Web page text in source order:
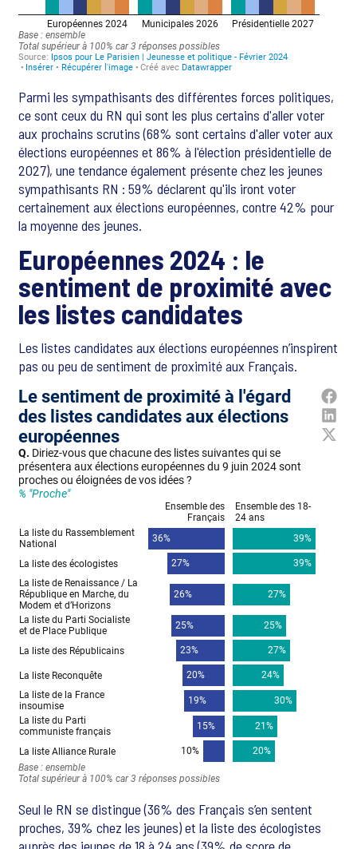
Parmi les sympathisants des différentes forces politiques,
ce sont ceux du RN qui sont les plus certains d'aller voter
aux prochains scrutins (68% sont certains d'aller voter aux
élections européennes et 86% à l'élection présidentielle de
2027), une tendance également présente chez les jeunes
sympathisants RN : 59% déclarent qu'ils iront voter
certainement aux élections européennes, contre 42% pour
la moyenne des jeunes.
Européennes 2024 : le
sentiment de proximité avec
les listes candidates
Les listes candidates aux élections européennes n’inspirent
pas ou peu de sentiment de proximité aux Français.
Seul le RN se distingue (36% des Français s’en sentent
proches, 39% chez les jeunes) et la liste des écologistes